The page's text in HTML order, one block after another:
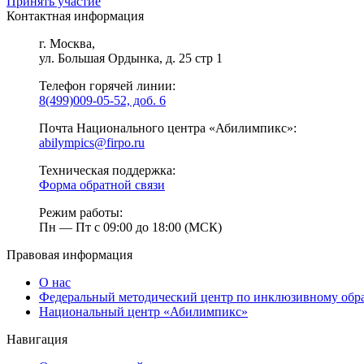
Контактная информация
г. Москва,
ул. Большая Ордынка, д. 25 стр 1
Телефон горячей линии:
8(499)009-05-52, доб. 6
Почта Национального центра «Абилимпикс»:
abilympics@firpo.ru
Техническая поддержка:
Форма обратной связи
Режим работы:
Пн — Пт с 09:00 до 18:00 (МСК)
Правовая информация
О нас
Федеральный методический центр по инклюзивному
Национальный центр «Абилимпикс»
Навигация